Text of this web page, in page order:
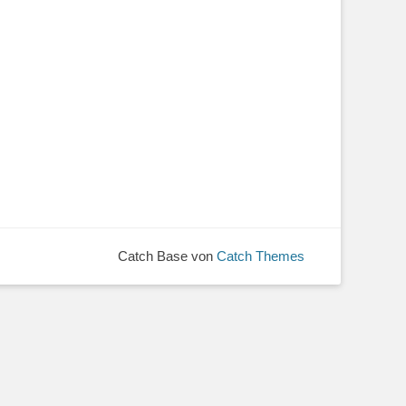
Catch Base von Catch Themes